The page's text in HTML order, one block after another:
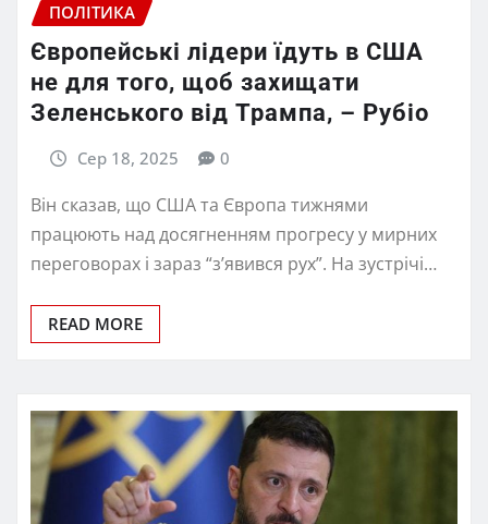
ПОЛІТИКА
Європейські лідери їдуть в США
не для того, щоб захищати
Зеленського від Трампа, – Рубіо
Сер 18, 2025 0
Він сказав, що США та Європа тижнями
працюють над досягненням прогресу у мирних
переговорах і зараз “з’явився рух”. На зустрічі…
READ MORE